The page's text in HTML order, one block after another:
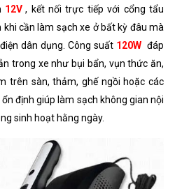
12V , kết nối trực tiếp với cổng tẩu
cần làm sạch xe ở bất kỳ đâu mà
dân dụng. Công suất 120W đáp
trong xe như bụi bẩn, vụn thức ăn,
trên sàn, thảm, ghế ngồi hoặc các
định giúp làm sạch không gian nội
sinh hoạt hằng ngày.